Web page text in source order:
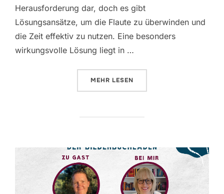
Herausforderung dar, doch es gibt
Lösungsansätze, um die Flaute zu überwinden und
die Zeit effektiv zu nutzen. Eine besonders
wirkungsvolle Lösung liegt in …
MEHR ÜBER „SOMMERLOCH IM
LESEN